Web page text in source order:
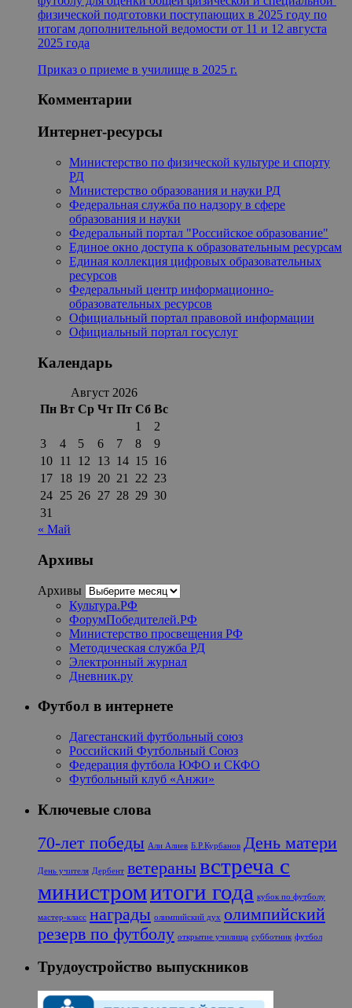
физической подготовки поступающих в 2025 году по
итогам дополнительной ведомости от 11 и 12 августа
2025 года
Приказ о приеме в училище в 2025 г.
Комментарии
Интернет-ресурсы
Министерство по физической культуре и спорту
РД
Министерство образования и науки РД
Федеральная служба по надзору в сфере
образования и науки
Федеральный портал "Российское образование"
Единое окно доступа к образовательным ресурсам
Единая коллекция цифровых образовательных
ресурсов
Федеральный центр информационно-
образовательных ресурсов
Официальный портал правовой информации
Официальный портал госуслуг
Календарь
Август 2026
Пн Вт Ср Чт Пт Сб Вс
1
2
3
4 5 6 7 8
9
10 11 12 13 14 15 16
17 18 19 20 21 22 23
24 25 26 27 28 29 30
31
« Май
Архивы
Архивы
Культура.РФ
ФорумПобедителей.РФ
Министерство просвещения РФ
Методическая служба РД
Электронный журнал
Дневник.ру
Футбол в интернете
Дагестанский футбольный союз
Российский Футбольный Союз
Федерация футбола ЮФО и СКФО
Футбольный клуб «Анжи»
Ключевые слова
70-лет победы Али Алиев Б.Р.Курбанов День матери
День учителя Дербент ветераны встреча с
министромитоги года кубок по футболу
мастер-класс награды олимпийский дух олимпийский
резерв по футболу открытие училища субботник футбол
Трудоустройство выпускников